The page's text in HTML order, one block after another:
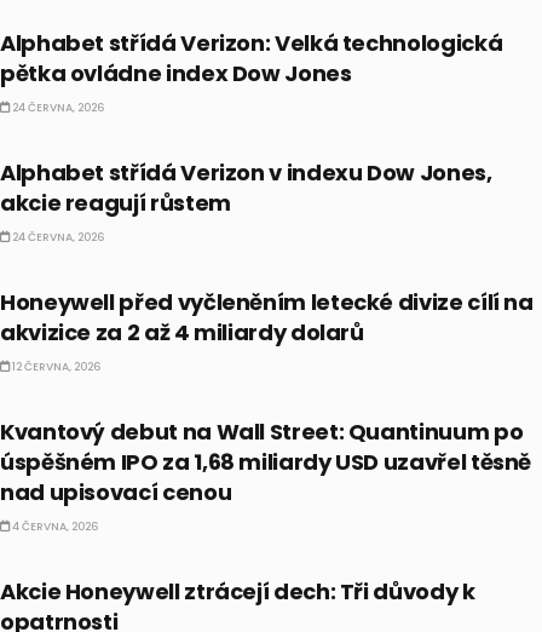
Alphabet střídá Verizon: Velká technologická
pětka ovládne index Dow Jones
24 ČERVNA, 2026
Alphabet střídá Verizon v indexu Dow Jones,
akcie reagují růstem
24 ČERVNA, 2026
Honeywell před vyčleněním letecké divize cílí na
akvizice za 2 až 4 miliardy dolarů
12 ČERVNA, 2026
Kvantový debut na Wall Street: Quantinuum po
úspěšném IPO za 1,68 miliardy USD uzavřel těsně
nad upisovací cenou
4 ČERVNA, 2026
Akcie Honeywell ztrácejí dech: Tři důvody k
opatrnosti